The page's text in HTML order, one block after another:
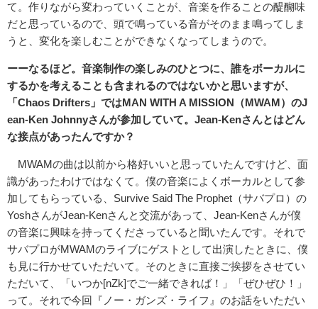
て。作りながら変わっていくことが、音楽を作ることの醍醐味
だと思っているので、頭で鳴っている音がそのまま鳴ってしま
うと、変化を楽しむことができなくなってしまうので。
ーーなるほど。音楽制作の楽しみのひとつに、誰をボーカルに
するかを考えることも含まれるのではないかと思いますが、
「Chaos Drifters 」ではMAN WITH A MISSION （MWAM）のJ
ean-Ken Johnnyさんが参加していて。 Jean-Kenさんとはどん
な接点があったんですか？
MWAMの曲は以前から格好いいと思っていたんですけど、面
識があったわけではなくて。僕の音楽によくボーカルとして参
加してもらっている、Survive Said The Prophet（サバプロ）の
YoshさんがJean-Kenさんと交流があって、Jean-Kenさんが僕
の音楽に興味を持ってくださっていると聞いたんです。それで
サバプロがMWAMのライブにゲストとして出演したときに、僕
も見に行かせていただいて。そのときに直接ご挨拶をさせてい
ただいて、「いつか[nZk]でご一緒できれば！」「ぜひぜひ！」
って。それで今回『ノー・ガンズ・ライフ』のお話をいただい